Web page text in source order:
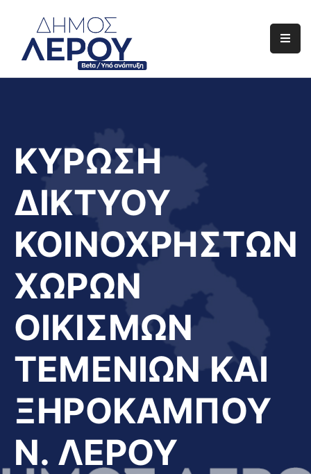
Αρχική
Διαφάνεια
Το
Νησί
Μας
ΚΥΡΩΣΗ
ΔΙΚΤΥΟΥ
ΚΟΙΝΟΧΡΗΣΤΩΝ
ΧΩΡΩΝ
ΟΙΚΙΣΜΩΝ
ΤΕΜΕΝΙΩΝ ΚΑΙ
ΞΗΡΟΚΑΜΠΟΥ
Ν. ΛΕΡΟΥ